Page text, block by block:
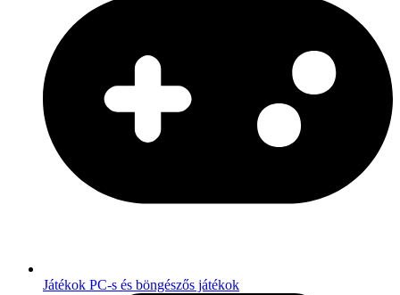
Játékok PC-s és böngészős játékok